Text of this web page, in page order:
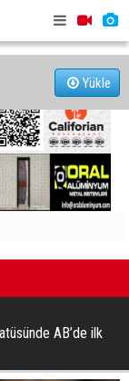
Yükle
AB’de ilk